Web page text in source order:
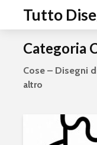
Tutto
Categoria
Cose – Disegni
altro